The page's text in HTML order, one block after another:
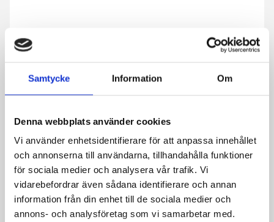
Samtycke Information Om
Denna webbplats använder cookies
Vi använder enhetsidentifierare för att anpassa innehållet
och annonserna till användarna, tillhandahålla funktioner
för sociala medier och analysera vår trafik. Vi
vidarebefordrar även sådana identifierare och annan
information från din enhet till de sociala medier och
annons- och analysföretag som vi samarbetar med.
Ved at indsende formularen accepterer du, at vi gemmer
oplysninger om dig. Læs mere om, hvordan vi behandler dine
personoplysninger i vores privatlivspolitik.
CAPTCHA